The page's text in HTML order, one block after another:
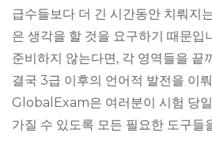
급수들보다 더 긴 시간동안 치뤄지
은 생각을 할 것을 요구하기 때문입
준비하지 않는다면, 각 영역들을 끝
결국 3급 이후의 언어적 발전을 이
GlobalExam은 여러분이 시험 당
가질 수 있도록 모든 필요한 도구들